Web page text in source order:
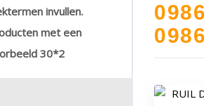
invullen.
met een
30*2